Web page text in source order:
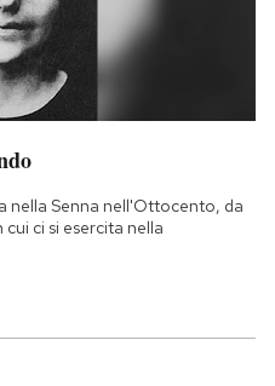
nella Senna nell'Ottocento, da
ci si esercita nella